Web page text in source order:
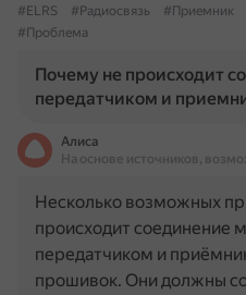
#ELRS
#Радиосвязь #Приемник
#Проблема
Почему не происходит
передатчиком и
Алиса
На основе источников,
Несколько возможных
происходит соединение
передатчиком и
прошивок. Они должны